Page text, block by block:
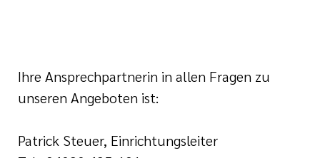
Ihre Ansprechpartnerin in allen Fragen zu
unseren Angeboten ist:
Patrick Steuer, Einrichtungsleiter